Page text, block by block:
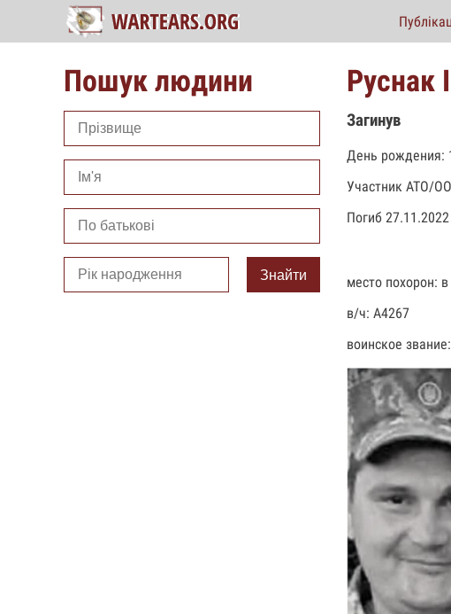
Пошук людини
Знайти
Руснак
Загинув
День рождения:
Участник АТО/
Погиб
место похорон:
в/ч: А4267
воинское